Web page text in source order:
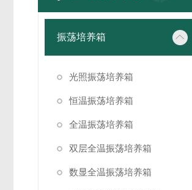
振荡培养箱
光照振荡培养箱
恒温振荡培养箱
全温振荡培养箱
双层全温振荡培养箱
数显全温振荡培养箱